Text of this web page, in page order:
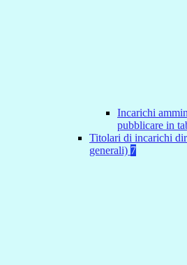
Incarichi
pubblicare in
Titolari di incarichi
generali) 7